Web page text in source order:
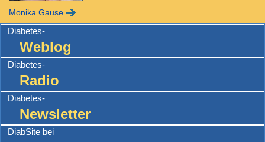
Monika Gause
Diabetes-
Weblog
Diabetes-
Radio
Diabetes-
Newsletter
DiabSite bei